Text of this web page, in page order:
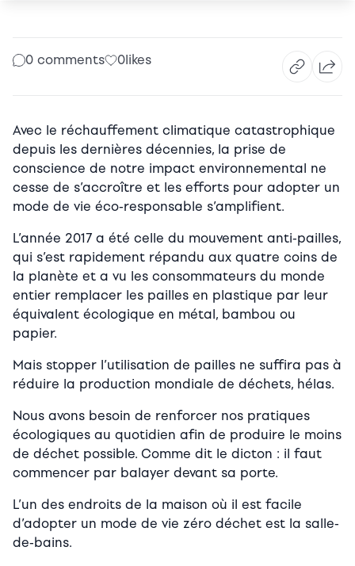
0 comments 0likes
Avec le réchauffement climatique catastrophique
depuis les dernières décennies, la prise de
conscience de notre impact environnemental ne
cesse de s’accroître et les efforts pour adopter un
mode de vie éco-responsable s’amplifient.
L’année 2017 a été celle du mouvement anti-pailles,
qui s’est rapidement répandu aux quatre coins de
la planète et a vu les consommateurs du monde
entier remplacer les pailles en plastique par leur
équivalent écologique en métal, bambou ou
papier.
Mais stopper l’utilisation de pailles ne suffira pas à
réduire la production mondiale de déchets, hélas.
Nous avons besoin de renforcer nos pratiques
écologiques au quotidien afin de produire le moins
de déchet possible. Comme dit le dicton : il faut
commencer par balayer devant sa porte.
L’un des endroits de la maison où il est facile
d’adopter un mode de vie zéro déchet est la salle-
de-bains.